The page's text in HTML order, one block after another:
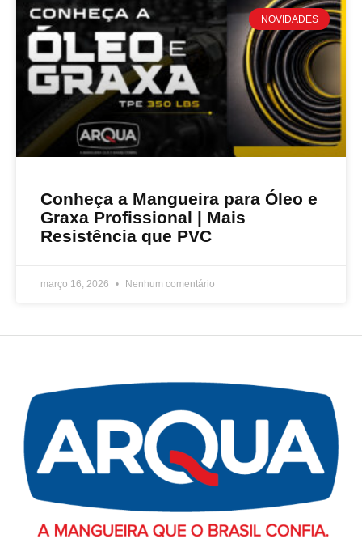
NOVIDADES
Conheça a Mangueira para Óleo e
Graxa Profissional | Mais
Resistência que PVC
março 16, 2026 Nenhum comentário